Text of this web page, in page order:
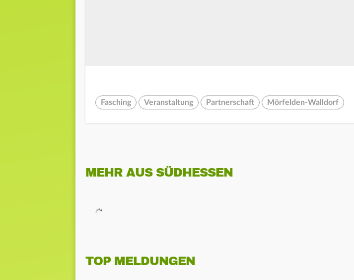
Fasching Veranstaltung Partnerschaft Mörfelden-Walldorf
MEHR AUS SÜDHESSEN
TOP MELDUNGEN